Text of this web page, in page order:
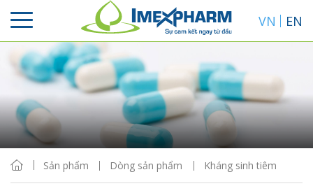
VN EN
Sản phẩm Dòng sản phẩm Kháng sinh tiêm
Sắp xếp
Hiển thị